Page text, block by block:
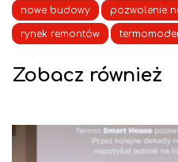
nowe budowy pozwolenie
rynek remontów
Zobacz również